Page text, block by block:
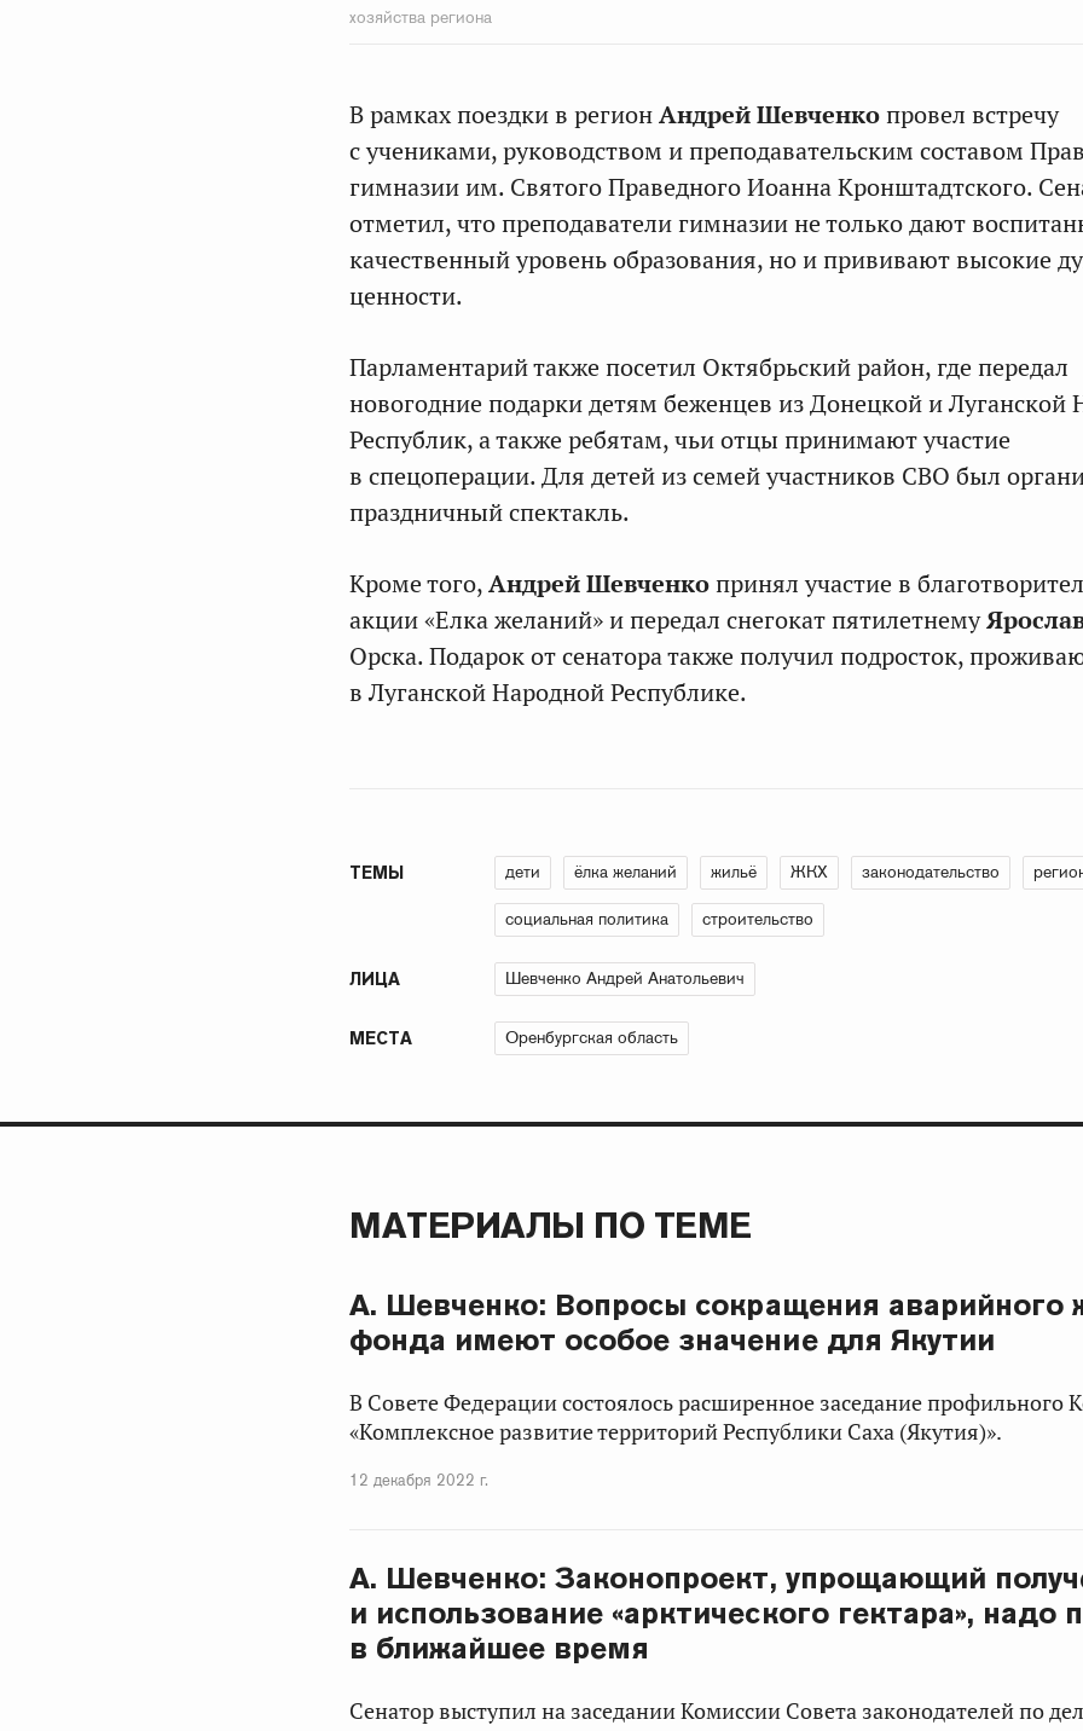
хозяйства региона
В рамках поездки в регионАндрей Шевченкопровел встречу
с учениками, руководством и преподавательским составом
гимназии им. Святого Праведного Иоанна Кронштадтского.
отметил, что преподаватели гимназии не только дают
качественный уровень образования, но и прививают высокие
ценности.
Парламентарий также посетил Октябрьский район, где передал
новогодние подарки детям беженцев из Донецкой и Луганской
Республик, а также ребятам, чьи отцы принимают участие
в спецоперации. Для детей из семей участников СВО был
праздничный спектакль.
Кроме того,Андрей Шевченкопринял участие в
акции «Елка желаний» и передал снегокат пятилетнему
Орска. Подарок от сенатора также получил подросток,
в Луганской Народной Республике.
ТЕМЫ дети ёлка желаний жильё ЖКХ законодательство
социальная политика строительство
ЛИЦА Шевченко Андрей Анатольевич
МЕСТА Оренбургская область
МАТЕРИАЛЫ ПО ТЕМЕ
А. Шевченко: Вопросы сокращения аварийного
фонда имеют особое значение для Якутии
В Совете Федерации состоялось расширенное заседание профильного
«Комплексное развитие территорий Республики Саха (Якутия)».
12 декабря 2022 г.
А. Шевченко: Законопроект, упрощающий
и использование «арктического гектара», надо
в ближайшее время
Сенатор выступил на заседании Комиссии Совета законодателей по